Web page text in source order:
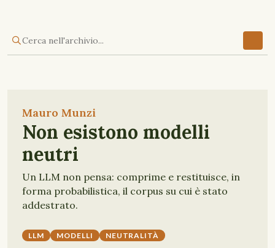
Mauro Munzi
Non esistono modelli
neutri
Un LLM non pensa: comprime e restituisce, in
forma probabilistica, il corpus su cui è stato
addestrato.
LLM MODELLI NEUTRALITÀ